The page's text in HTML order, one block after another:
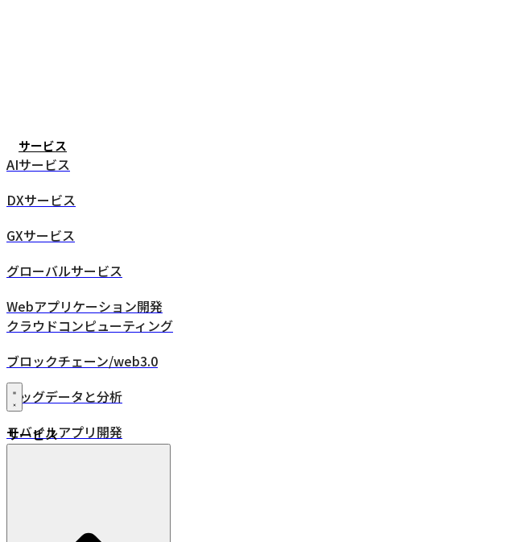
サービス
AIサービス
DXサービス
GXサービス
グローバルサービス
Webアプリケーション開発
クラウドコンピューティング
ブロックチェーン/web3.0
ビッグデータと分析
モバイルアプリ開発
サービス